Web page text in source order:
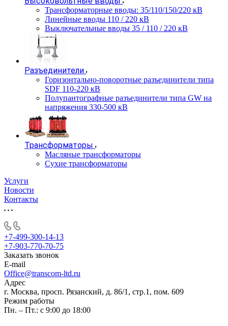
Трансформаторные вводы: 35/110/150/220 кВ
Линейные вводы 110 / 220 кВ
Выключательные вводы 35 / 110 / 220 кВ
Разъединители
Горизонтально-поворотные разъединители типа
SDF 110-220 кВ
Полупантографные разъединители типа GW на
напряжения 330-500 кВ
Трансформаторы
Масляные трансформаторы
Сухие трансформаторы
Услуги
Новости
Контакты
+7-499-300-14-13
+7-903-770-70-75
Заказать звонок
E-mail
Office@transcom-ltd.ru
Адрес
г. Москва, просп. Рязанский, д. 86/1, стр.1, пом. 609
Режим работы
Пн. – Пт.: с 9:00 до 18:00